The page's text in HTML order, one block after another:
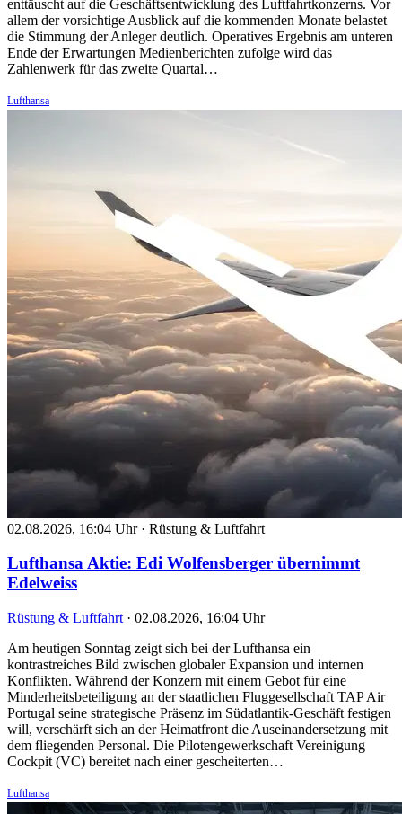
enttäuscht auf die Geschäftsentwicklung des Luftfahrtkonzerns. Vor
allem der vorsichtige Ausblick auf die kommenden Monate belastet
die Stimmung der Anleger deutlich. Operatives Ergebnis am unteren
Ende der Erwartungen Medienberichten zufolge wird das
Zahlenwerk für das zweite Quartal…
Lufthansa
02.08.2026, 16:04 Uhr · Rüstung & Luftfahrt
Lufthansa Aktie: Edi Wolfensberger übernimmt
Edelweiss
Rüstung & Luftfahrt · 02.08.2026, 16:04 Uhr
Am heutigen Sonntag zeigt sich bei der Lufthansa ein
kontrastreiches Bild zwischen globaler Expansion und internen
Konflikten. Während der Konzern mit einem Gebot für eine
Minderheitsbeteiligung an der staatlichen Fluggesellschaft TAP Air
Portugal seine strategische Präsenz im Südatlantik-Geschäft festigen
will, verschärft sich an der Heimatfront die Auseinandersetzung mit
dem fliegenden Personal. Die Pilotengewerkschaft Vereinigung
Cockpit (VC) bereitet nach einer gescheiterten…
Lufthansa